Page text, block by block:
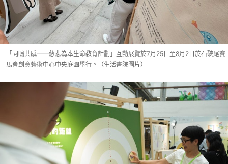
「同鳴共感——慈悲為本生命教育計劃」互動展覽於7月25日至8月2日於石硤尾賽
馬會創意藝術中心中央庭園舉行。（生活書院圖片）